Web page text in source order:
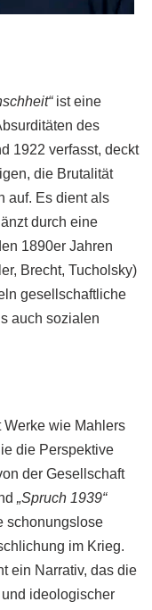
ist eine
des
1922 verfasst, deckt
die Brutalität
auf. Es dient als
durch eine
1890er Jahren
Brecht, Tucholsky)
gesellschaftliche
auch sozialen
Werke wie Mahlers
die Perspektive
der Gesellschaft
„Spruch 1939“
schonungslose
im Krieg.
ein Narrativ, das die
ideologischer